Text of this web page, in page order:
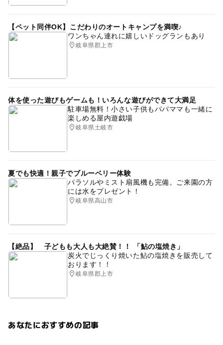
【ペット同伴OK】こだわりのオートキャンプを満喫♪
ワンちゃん連れに嬉しいドッグランもあり
岐阜県郡上市
体を使った遊びもゲームも！いろんな遊びができて大満足
駐車場無料！小さい子供もパパママも一緒に
楽しめる屋内遊戯場
岐阜県土岐市
夏でも快適！親子でブルーベリー体験
パラソルやミスト扇風機も完備。ご来園の方
には水をプレゼント！
岐阜県高山市
【絶品】 子どもも大人も大絶賛！！ 「鮎の塩焼き」
炭火でじっくり焼いた鮎の塩焼きを販売して
おります！！
岐阜県郡上市
あなたにおすすめの記事